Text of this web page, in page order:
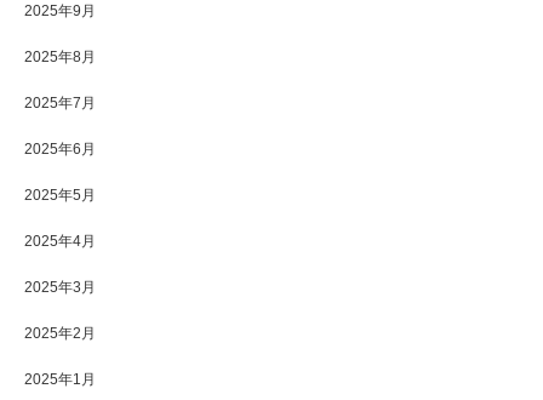
2025年9月
2025年8月
2025年7月
2025年6月
2025年5月
2025年4月
2025年3月
2025年2月
2025年1月